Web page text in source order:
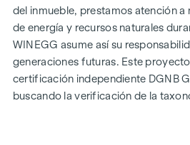
del inmueble, prestamos atención a
de energía y recursos naturales
WINEGG asume así su
generaciones futuras. Este
certificación independiente DGNB
buscando la verificación de la